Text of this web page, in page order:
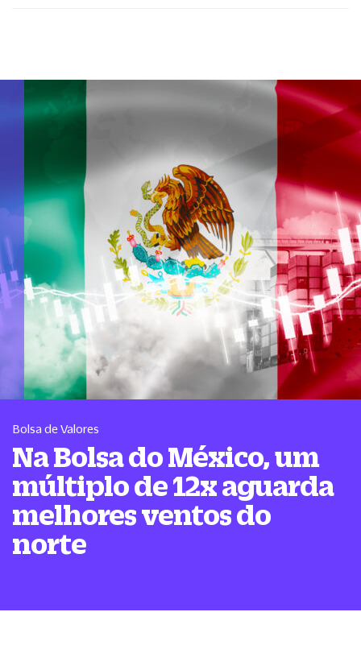
Bolsa de Valores
Na Bolsa do México, um
múltiplo de 12x aguarda
melhores ventos do
norte